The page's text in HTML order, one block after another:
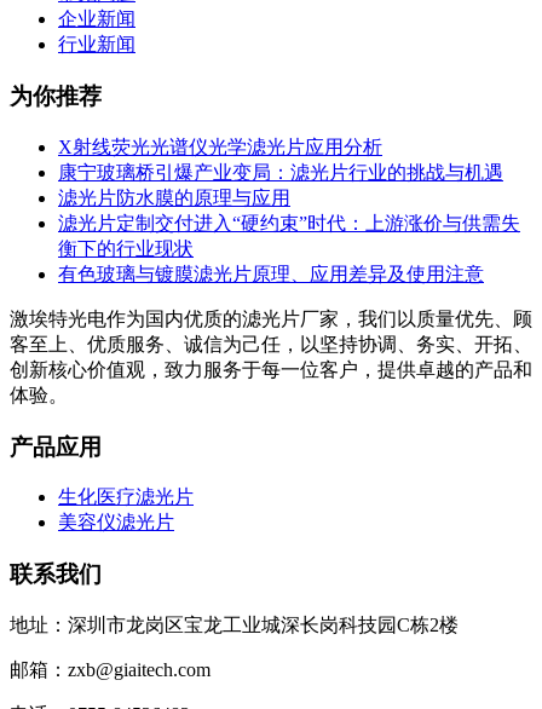
企业新闻
行业新闻
为你推荐
X射线荧光光谱仪光学滤光片应用分析
康宁玻璃桥引爆产业变局：滤光片行业的挑战与机遇
滤光片防水膜的原理与应用
滤光片定制交付进入“硬约束”时代：上游涨价与供需失
衡下的行业现状
有色玻璃与镀膜滤光片原理、应用差异及使用注意
激埃特光电作为国内优质的滤光片厂家，我们以质量优先、顾
客至上、优质服务、诚信为己任，以坚持协调、务实、开拓、
创新核心价值观，致力服务于每一位客户，提供卓越的产品和
体验。
产品应用
生化医疗滤光片
美容仪滤光片
联系我们
地址：深圳市龙岗区宝龙工业城深长岗科技园C栋2楼
邮箱：zxb@giaitech.com